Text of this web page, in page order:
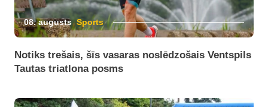
08. augusts Sports
Notiks trešais, šīs vasaras noslēdzošais Ventspils
Tautas triatlona posms